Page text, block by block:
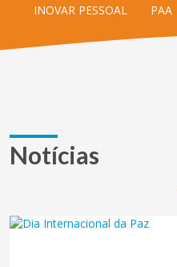
INOVAR PESSOAL
PAA
Notícias